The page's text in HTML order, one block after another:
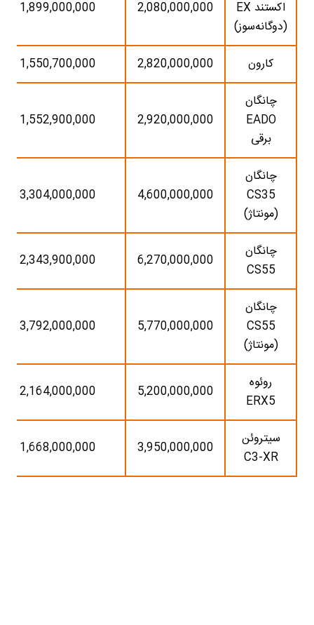
اکستند EX
(دوگانه‌سوز)
2,080,000,000
1,899,000,000
کارون 2,820,000,000
1,550,700,000
چانگان
EADO
برقی
2,920,000,000
1,552,900,000
چانگان
CS35
(مونتاژ)
4,600,000,000
3,304,000,000
چانگان
CS55
6,270,000,000
2,343,900,000
چانگان
CS55
(مونتاژ)
5,770,000,000
3,792,000,000
روئوه
ERX5
5,200,000,000
2,164,000,000
سیتروئن
C3-XR
3,950,000,000
1,668,000,000